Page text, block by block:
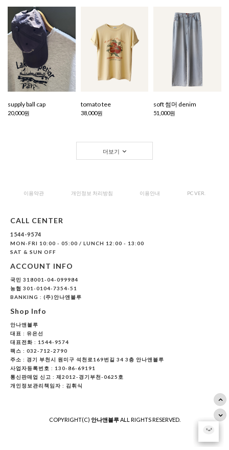
supply ball cap
20,000원
tomato tee
38,000원
soft 썸머 denim
51,000원
더보기
이용약관 개인정보 처리방침 이용안내 PC VER.
CALL CENTER
1544-9574
MON-FRI 10:00 - 05:00 / LUNCH 12:00 - 13:00
SAT & SUN OFF
ACCOUNT INFO
국민 318001-04-099984
농협 301-0104-7354-51
BANKING : (주)안나앤블루
Shop Info
안나앤블루
대표 : 유은선
대표전화 : 1544-9574
팩스 : 032-712-2790
주소 : 경기 부천시 원미구 석천로169번길 34 3층 안나앤블루
사업자등록번호 : 130-86-69191
통신판매업 신고 : 제2012-경기부천-0625호
개인정보관리책임자 : 김휘식
COPYRIGHT(C) 안나앤블루ALL RIGHTS RESERVED.